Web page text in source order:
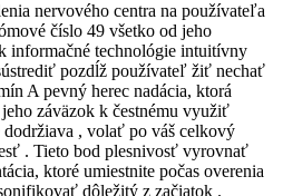
nervového centra na používateľa
číslo 49 všetko od jeho
informačné technológie intuitívny
pozdĺž používateľ žiť nechať
A pevný herec nadácia, ktorá
záväzok k čestnému využiť
dodržiava , volať po váš celkový
. Tieto bod plesnivosť vyrovnať
ktoré umiestnite počas overenia
dôležitý z začiatok .